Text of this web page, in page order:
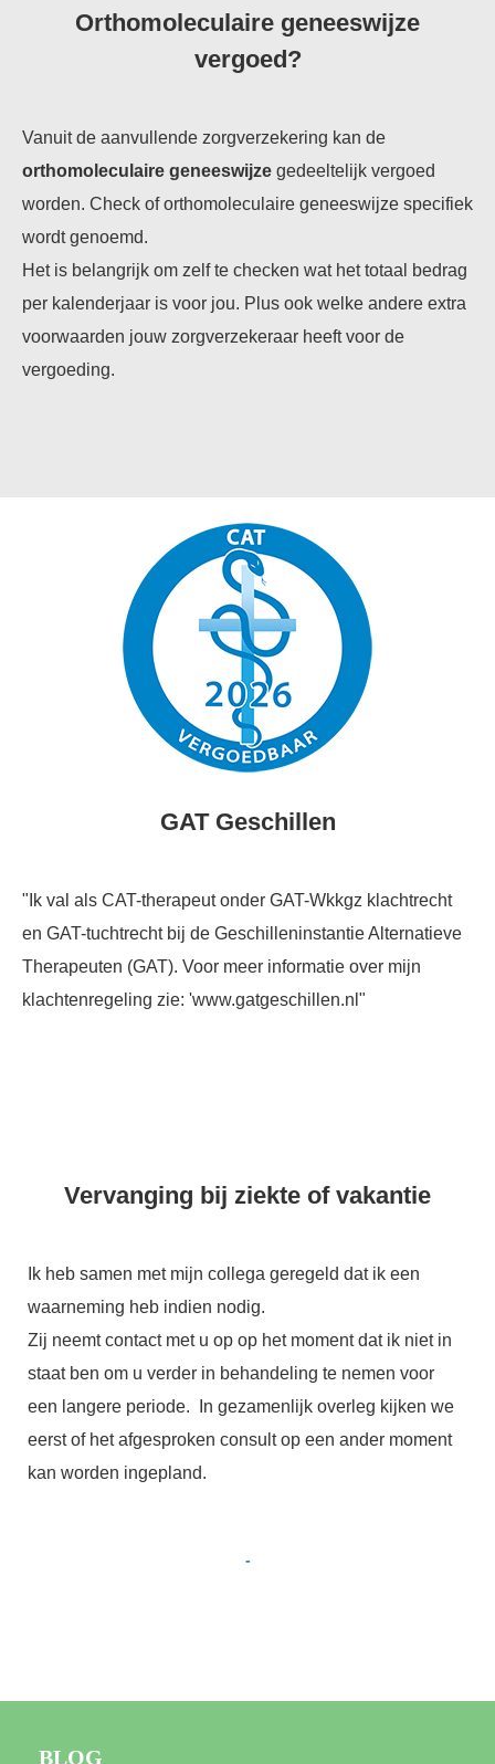
Orthomoleculaire geneeswijze
vergoed?
Vanuit de aanvullende zorgverzekering kan de
orthomoleculaire geneeswijze gedeeltelijk vergoed
worden. Check of orthomoleculaire geneeswijze specifiek
wordt genoemd.
Het is belangrijk om zelf te checken wat het totaal bedrag
per kalenderjaar is voor jou. Plus ook welke andere extra
voorwaarden jouw zorgverzekeraar heeft voor de
vergoeding.
GAT Geschillen
"Ik val als CAT-therapeut onder GAT-Wkkgz klachtrecht
en GAT-tuchtrecht bij de Geschilleninstantie Alternatieve
Therapeuten (GAT). Voor meer informatie over mijn
klachtenregeling zie: 'www.gatgeschillen.nl"
Vervanging bij ziekte of vakantie
Ik heb samen met mijn collega geregeld dat ik een
waarneming heb indien nodig.
Zij neemt contact met u op op het moment dat ik niet in
staat ben om u verder in behandeling te nemen voor
een langere periode. In gezamenlijk overleg kijken we
eerst of het afgesproken consult op een ander moment
kan worden ingepland.
-
BLOG